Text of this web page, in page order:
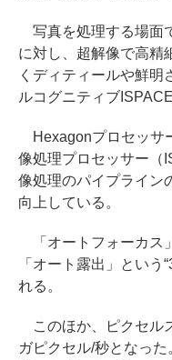
写真を処理する場面
に対し、超解像で高精
くディティールや鮮明
ルコグニティブ
Hexagonプロセッサ
像処理プロセッサー（
像処理のパイプライン
向上している。
「オートフォーカス
「オート露出」という
れる。
このほか、ピクセル
ガピクセル/秒となっ